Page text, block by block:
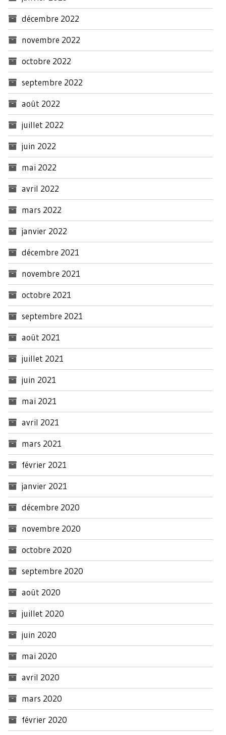
décembre 2022
novembre 2022
octobre 2022
septembre 2022
août 2022
juillet 2022
juin 2022
mai 2022
avril 2022
mars 2022
janvier 2022
décembre 2021
novembre 2021
octobre 2021
septembre 2021
août 2021
juillet 2021
juin 2021
mai 2021
avril 2021
mars 2021
février 2021
janvier 2021
décembre 2020
novembre 2020
octobre 2020
septembre 2020
août 2020
juillet 2020
juin 2020
mai 2020
avril 2020
mars 2020
février 2020